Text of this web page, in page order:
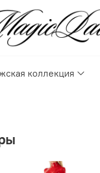
коллекция